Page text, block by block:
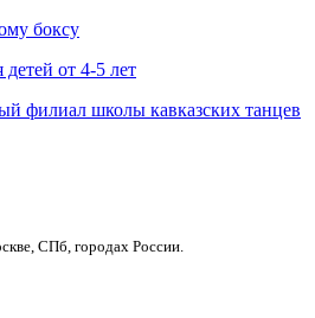
боксу
от 4-5 лет
филиал школы кавказских танцев
СПб, городах России.